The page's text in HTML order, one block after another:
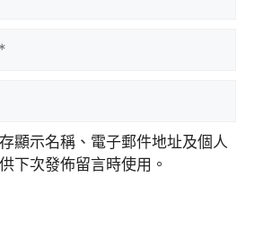
顯示名稱、電子郵件地址及個人
下次發佈留言時使用。